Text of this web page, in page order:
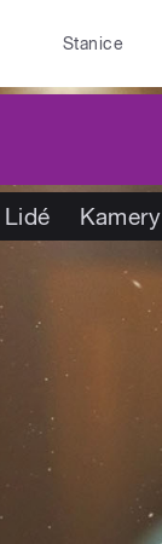
Stanice
Lidé Kamery